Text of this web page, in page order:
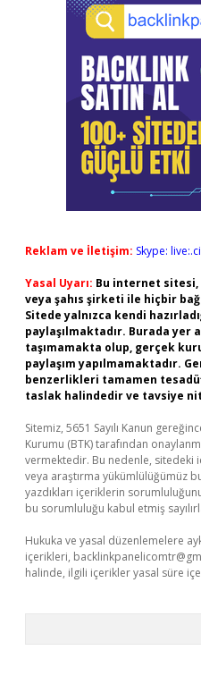
Reklam ve İletişim: Skype:
Yasal Uyarı: Bu internet
veya şahıs şirketi ile hiçbir
Sitede yalnızca kendi
paylaşılmaktadır. Burada
taşımamakta olup, gerçek
paylaşım yapılmamaktadır.
benzerlikleri tamamen
taslak halindedir ve tavsiye
Sitemiz, 5651 Sayılı Kanun
Kurumu (BTK) tarafından
vermektedir. Bu nedenle,
veya araştırma yükümlülüğümüz
yazdıkları içeriklerin
bu sorumluluğu kabul etmiş
Hukuka ve yasal düzenlemelere
içerikleri,
halinde, ilgili içerikler yasal süre